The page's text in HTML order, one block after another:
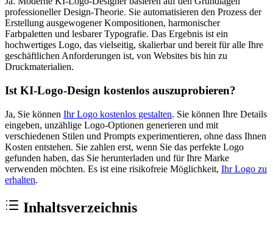
professioneller Design-Theorie. Sie automatisieren den Prozess der
Erstellung ausgewogener Kompositionen, harmonischer
Farbpaletten und lesbarer Typografie. Das Ergebnis ist ein
hochwertiges Logo, das vielseitig, skalierbar und bereit für alle Ihre
geschäftlichen Anforderungen ist, von Websites bis hin zu
Druckmaterialien.
Ist KI-Logo-Design kostenlos auszuprobieren?
Ja, Sie können Ihr Logo kostenlos gestalten. Sie können Ihre Details
eingeben, unzählige Logo-Optionen generieren und mit
verschiedenen Stilen und Prompts experimentieren, ohne dass Ihnen
Kosten entstehen. Sie zahlen erst, wenn Sie das perfekte Logo
gefunden haben, das Sie herunterladen und für Ihre Marke
verwenden möchten. Es ist eine risikofreie Möglichkeit, Ihr Logo zu
erhalten.
Inhaltsverzeichnis